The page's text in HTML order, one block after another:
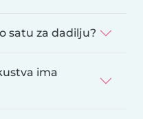
satu za dadilju?
ima